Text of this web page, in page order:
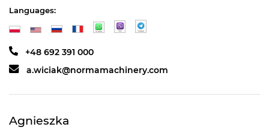
Languages:
+48 692 391 000
a.wiciak@normamachinery.com
Agnieszka